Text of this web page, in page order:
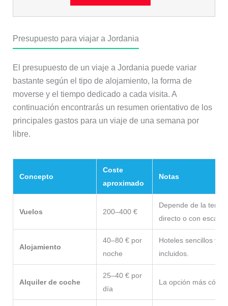
Presupuesto para viajar a Jordania
El presupuesto de un viaje a Jordania puede variar
bastante según el tipo de alojamiento, la forma de
moverse y el tiempo dedicado a cada visita. A
continuación encontrarás un resumen orientativo de los
principales gastos para un viaje de una semana por
libre.
Concepto
Coste
aproximado
Notas
Vuelos 200–400 €
Depende de la
directo o con escala.
Alojamiento
40–80 € por
noche
Hoteles sencillos y
incluidos.
Alquiler de coche
25–40 € por
día
La opción más